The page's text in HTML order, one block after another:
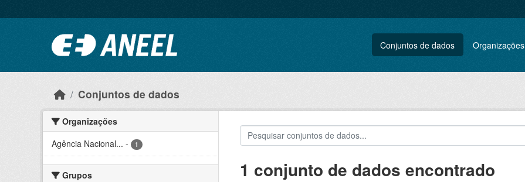
Conjuntos de dados Organizações
Conjuntos de dados
Organizações
Agência Nacional... - 1
Grupos
1 conjunto de dados encontrado